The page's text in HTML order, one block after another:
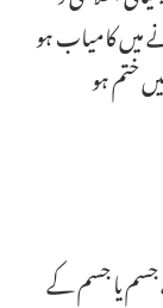
میں کامیاب ہو
ختم ہو
جسم یا جسم کے